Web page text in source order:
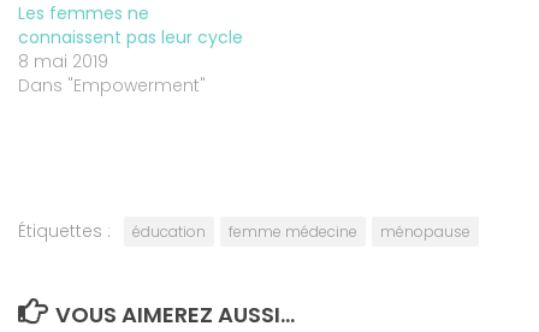
Les femmes ne
connaissent pas leur cycle
8 mai 2019
Dans "Empowerment"
Étiquettes : éducation femme médecine ménopause
VOUS AIMEREZ AUSSI...